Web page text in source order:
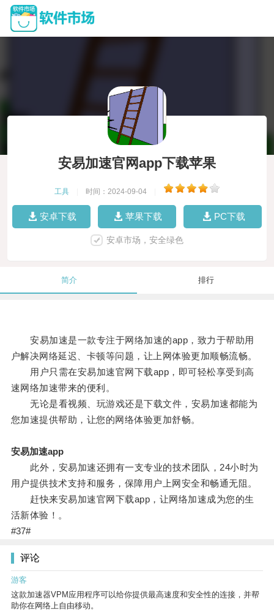
安易加速官网app下载苹果
工具 时间：2024-09-04
安卓下载 苹果下载 PC下载
安卓市场，安全绿色
简介 排行
安易加速是一款专注于网络加速的app，致力于帮助用
户解决网络延迟、卡顿等问题，让上网体验更加顺畅流畅。
用户只需在安易加速官网下载app，即可轻松享受到高
速网络加速带来的便利。
无论是看视频、玩游戏还是下载文件，安易加速都能为
您加速提供帮助，让您的网络体验更加舒畅。
安易加速app
此外，安易加速还拥有一支专业的技术团队，24小时为
用户提供技术支持和服务，保障用户上网安全和畅通无阻。
赶快来安易加速官网下载app，让网络加速成为您的生
活新体验！。
#37#
评论
游客
这款加速器VPM应用程序可以给你提供最高速度和安全性的连接，并帮
助你在网络上自由移动。